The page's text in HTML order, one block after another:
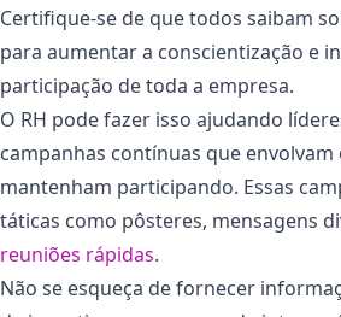
Certifique-se de que todos saibam
para aumentar a conscientização e
participação de toda a empresa.
O RH pode fazer isso ajudando
campanhas contínuas que
mantenham participando. Essas
táticas como pôsteres, mensagens
reuniões rápidas.
Não se esqueça de fornecer